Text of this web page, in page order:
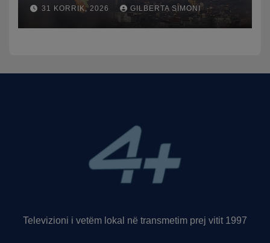
qytetit
31 KORRIK, 2026 GILBERTA SIMONI
Televizioni i vetëm lokal në transmetim prej vitit 1997